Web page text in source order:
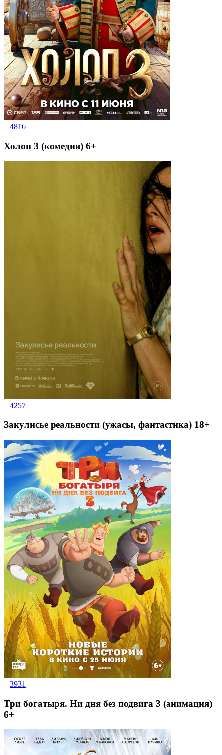
4816
Холоп 3 (комедия) 6+
4257
Закулисье реальности (ужасы, фантастика) 18+
3931
Три богатыря. Ни дня без подвига 3 (анимация)
6+